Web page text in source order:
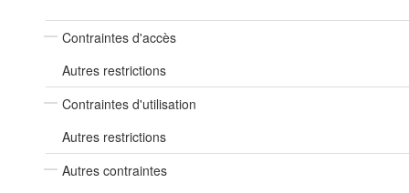
Contraintes d'accès
Autres restrictions
Contraintes d'utilisation
Autres restrictions
Autres contraintes